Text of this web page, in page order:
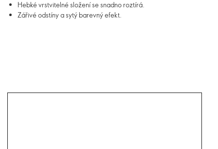
Hebké vrstvitelné složení se snadno roztírá.
Zářivé odstíny a sytý barevný efekt.